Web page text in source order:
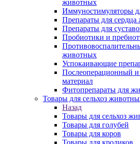
животных
Иммуностимуляторы
Препараты для
Препараты для
Пробиотики и
животных
Успокаивающие
Послеоперационный и
материал
Фитопрепараты для
Товары для сельхоз
Назад
Товары для сельхоз
Товары для голубей
Товары для коров
Товары для кроликов